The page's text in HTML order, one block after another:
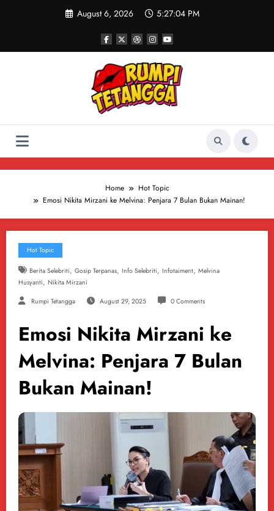
August 6, 2026 5:27:05 PM
Home
Hot Topic
Emosi Nikita Mirzani ke Melvina: Penjara 7 Bulan Bukan Mainan!
Hot Topic
Berita Selebriti, Gosip Terpanas, Info Selebriti, Infotaiment, Melvina
Husyanti, Nikita Mirzani
Rumpi Tetangga August 29, 2025 0 Comments
Emosi Nikita Mirzani ke
Melvina: Penjara 7 Bulan
Bukan Mainan!